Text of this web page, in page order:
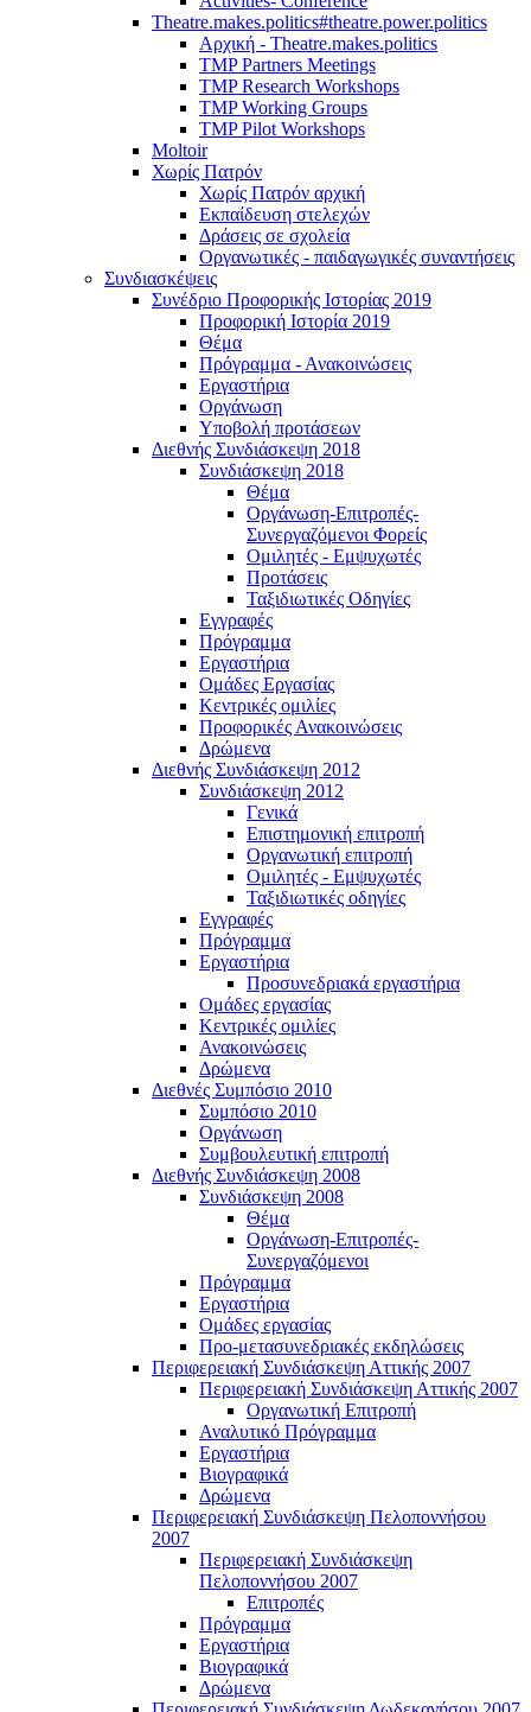
Theatre.makes.politics#theatre.power.politics
Αρχική - Theatre.makes.politics
TMP Partners Meetings
TMP Research Workshops
TMP Working Groups
TMP Pilot Workshops
Moltoir
Χωρίς Πατρόν
Χωρίς Πατρόν αρχική
Εκπαίδευση στελεχών
Δράσεις σε σχολεία
Οργανωτικές - παιδαγωγικές συναντήσεις
Συνδιασκέψεις
Συνέδριο Προφορικής Ιστορίας 2019
Προφορική Ιστορία 2019
Θέμα
Πρόγραμμα - Ανακοινώσεις
Εργαστήρια
Οργάνωση
Υποβολή προτάσεων
Διεθνής Συνδιάσκεψη 2018
Συνδιάσκεψη 2018
Θέμα
Οργάνωση-Επιτροπές-
Συνεργαζόμενοι Φορείς
Ομιλητές - Εμψυχωτές
Προτάσεις
Ταξιδιωτικές Οδηγίες
Εγγραφές
Πρόγραμμα
Εργαστήρια
Ομάδες Εργασίας
Κεντρικές ομιλίες
Προφορικές Ανακοινώσεις
Δρώμενα
Διεθνής Συνδιάσκεψη 2012
Συνδιάσκεψη 2012
Γενικά
Επιστημονική επιτροπή
Οργανωτική επιτροπή
Ομιλητές - Εμψυχωτές
Ταξιδιωτικές οδηγίες
Εγγραφές
Πρόγραμμα
Εργαστήρια
Προσυνεδριακά εργαστήρια
Ομάδες εργασίας
Κεντρικές ομιλίες
Ανακοινώσεις
Δρώμενα
Διεθνές Συμπόσιο 2010
Συμπόσιο 2010
Οργάνωση
Συμβουλευτική επιτροπή
Διεθνής Συνδιάσκεψη 2008
Συνδιάσκεψη 2008
Θέμα
Οργάνωση-Επιτροπές-
Συνεργαζόμενοι
Πρόγραμμα
Εργαστήρια
Ομάδες εργασίας
Προ-μετασυνεδριακές εκδηλώσεις
Περιφερειακή Συνδιάσκεψη Αττικής 2007
Περιφερειακή Συνδιάσκεψη Αττικής 2007
Οργανωτική Επιτροπή
Αναλυτικό Πρόγραμμα
Εργαστήρια
Βιογραφικά
Δρώμενα
Περιφερειακή Συνδιάσκεψη Πελοποννήσου
2007
Περιφερειακή Συνδιάσκεψη
Πελοποννήσου 2007
Επιτροπές
Πρόγραμμα
Εργαστήρια
Βιογραφικά
Δρώμενα